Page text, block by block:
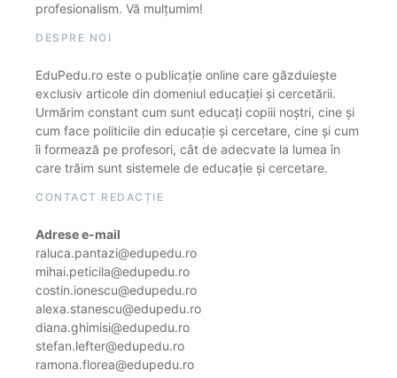
profesionalism. Vă mulțumim!
DESPRE NOI
EduPedu.ro este o publicație online care găzduiește
exclusiv articole din domeniul educației și cercetării.
Urmărim constant cum sunt educați copiii noștri, cine și
cum face politicile din educație și cercetare, cine și cum
îi formează pe profesori, cât de adecvate la lumea în
care trăim sunt sistemele de educație și cercetare.
CONTACT REDACȚIE
Adrese e-mail
raluca.pantazi@edupedu.ro
mihai.peticila@edupedu.ro
costin.ionescu@edupedu.ro
alexa.stanescu@edupedu.ro
diana.ghimisi@edupedu.ro
stefan.lefter@edupedu.ro
ramona.florea@edupedu.ro